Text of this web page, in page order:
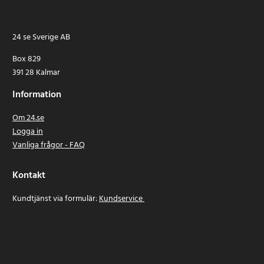
24 se Sverige AB
Box 829
391 28 Kalmar
Information
Om 24.se
Logga in
Vanliga frågor - FAQ
Kontakt
Kundtjänst via formulär:Kundservice